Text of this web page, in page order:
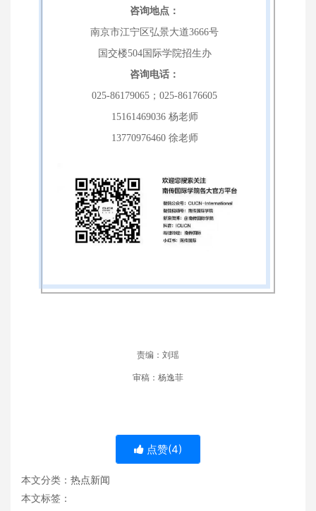
咨询地点：
南京市江宁区弘景大道3666号
国交楼504国际学院招生办
咨询电话：
025-86179065；025-86176605
15161469036 杨老师
13770976460 徐老师
责编：刘瑶
审稿：杨逸菲
点赞(4)
本文分类： 热点新闻
本文标签：